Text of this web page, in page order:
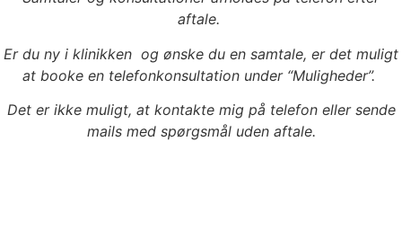
aftale.
Er du ny i klinikken og ønske du en samtale, er det muligt
at booke en telefonkonsultation under “Muligheder”.
Det er ikke muligt, at kontakte mig på telefon eller sende
mails med spørgsmål uden aftale.